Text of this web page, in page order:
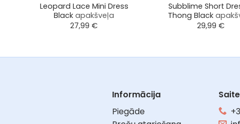
Leopard Lace Mini Dress
Black apakšveļa
27,99 €
Subblime Short
Thong Black
29,99 €
Informācija
Piegāde